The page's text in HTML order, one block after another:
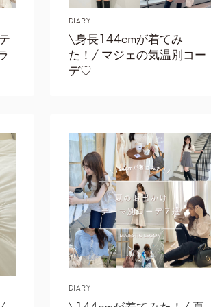
DIARY
\身長144cmが着てみ
た！/ マジェの気温別コー
デ‎♡
DIARY